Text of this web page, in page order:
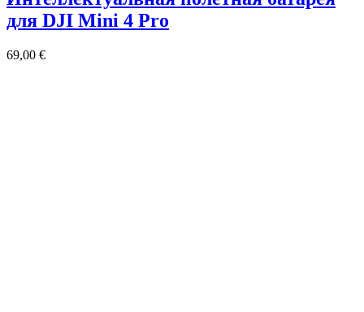
для DJI Mini 4 Pro
69,00 €